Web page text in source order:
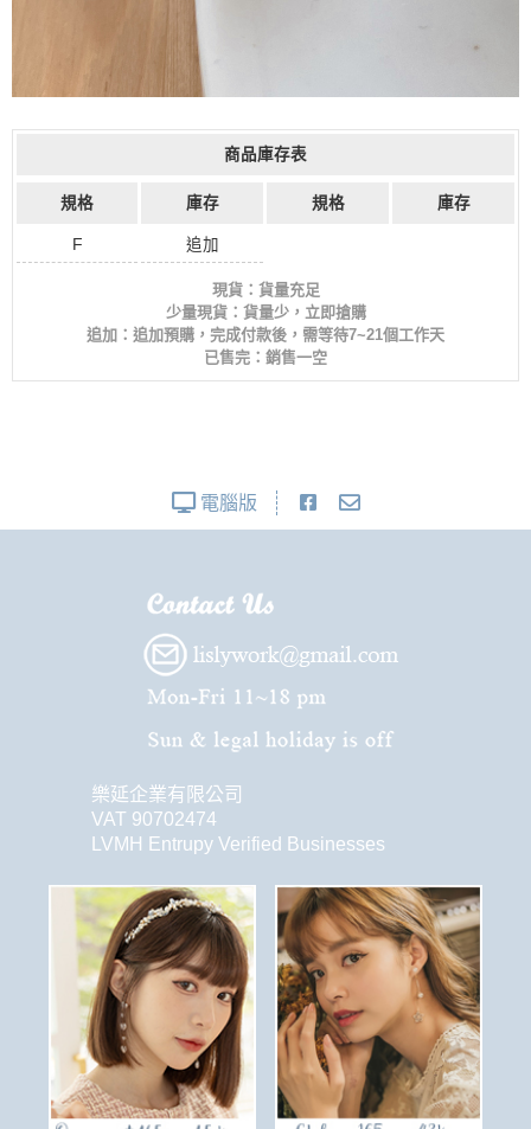
商品庫存表
規格 庫存 規格 庫存
F 追加
現貨：貨量充足
少量現貨：貨量少，立即搶購
追加：追加預購，完成付款後，需等待7~21個工作天
已售完：銷售一空
電腦版
樂延企業有限公司
VAT 90702474
LVMH Entrupy Verified Businesses